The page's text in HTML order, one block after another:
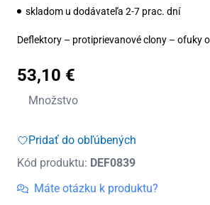
skladom u dodávateľa 2-7 prac. dní
Deflektory – protiprievanové clony – ofuky
53,10 €
Množstvo
množstvo
Heko
CX-
5
Pridať do obľúbených
Kód produktu: DEF0839
Máte otázku k produktu?